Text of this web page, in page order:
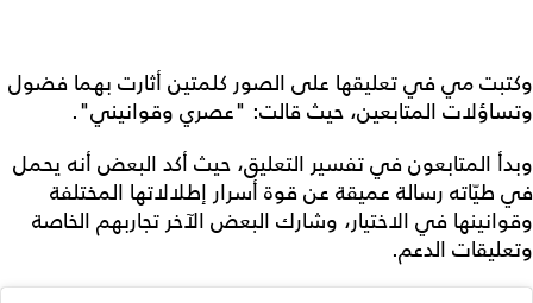
وكتبت مي في تعليقها على الصور كلمتين أثارت بهما فضول
وتساؤلات المتابعين، حيث قالت: "عصري وقوانيني".
وبدأ المتابعون في تفسير التعليق، حيث أكد البعض أنه يحمل
في طيّاته رسالة عميقة عن قوة أسرار إطلالاتها المختلفة
وقوانينها في الاختيار، وشارك البعض الآخر تجاربهم الخاصة
وتعليقات الدعم.